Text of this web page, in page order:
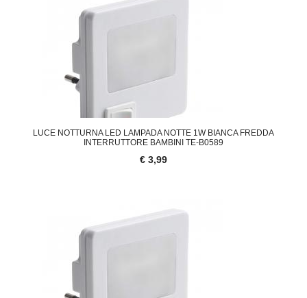
LUCE NOTTURNA LED LAMPADA NOTTE 1W BIANCA FREDDA
INTERRUTTORE BAMBINI TE-B0589
€ 3,99